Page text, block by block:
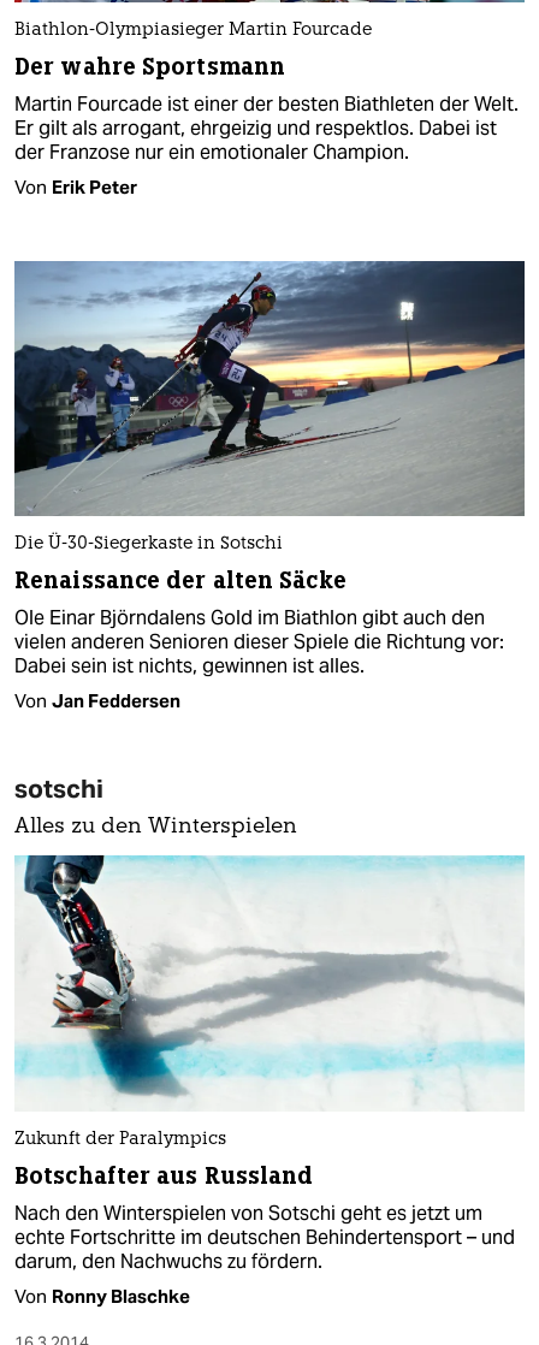
Biathlon-Olympiasieger Martin Fourcade
Der wahre Sportsmann
Martin Fourcade ist einer der besten Biathleten der Welt.
Er gilt als arrogant, ehrgeizig und respektlos. Dabei ist
der Franzose nur ein emotionaler Champion.
Von Erik Peter
Die Ü-30-Siegerkaste in Sotschi
Renaissance der alten Säcke
Ole Einar Björndalens Gold im Biathlon gibt auch den
vielen anderen Senioren dieser Spiele die Richtung vor:
Dabei sein ist nichts, gewinnen ist alles.
Von Jan Feddersen
sotschi
Alles zu den Winterspielen
Zukunft der Paralympics
Botschafter aus Russland
Nach den Winterspielen von Sotschi geht es jetzt um
echte Fortschritte im deutschen Behindertensport – und
darum, den Nachwuchs zu fördern.
Von Ronny Blaschke